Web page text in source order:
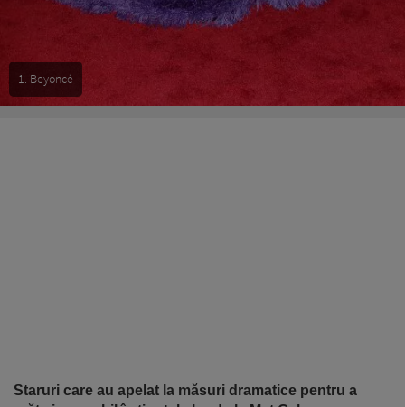
1. Beyoncé
Staruri care au apelat la măsuri dramatice pentru a